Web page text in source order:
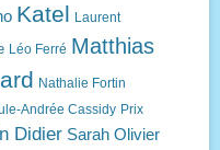
Katel Laurent
Léo Ferré Matthias
Nathalie Fortin
Andrée Cassidy Prix
Didier Sarah Olivier